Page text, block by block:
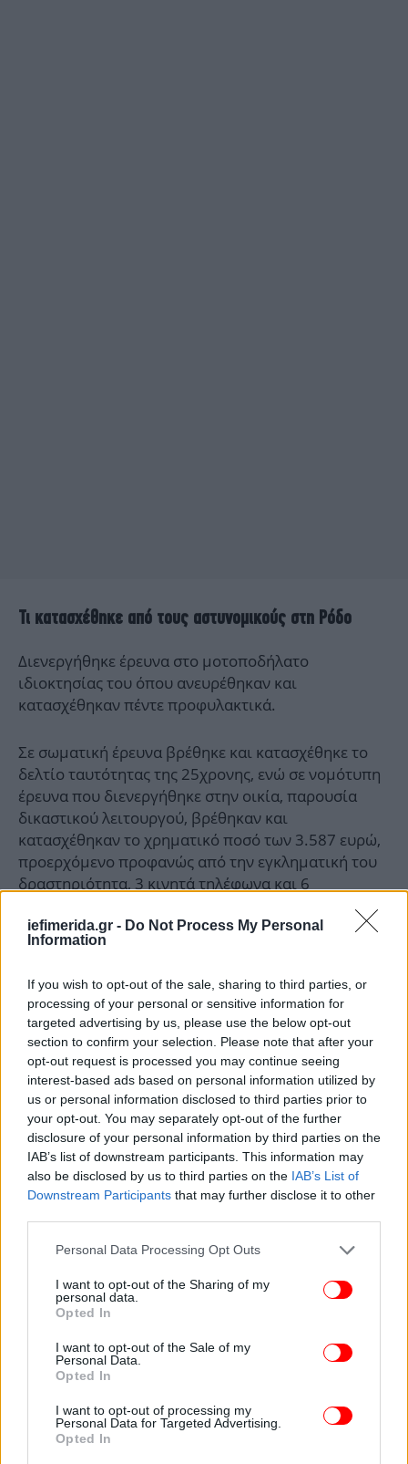
iefimerida.gr - Do Not Process My Personal
Information
If you wish to opt-out of the sale, sharing to third parties, or
processing of your personal or sensitive information for
targeted advertising by us, please use the below opt-out
section to confirm your selection. Please note that after your
opt-out request is processed you may continue seeing
interest-based ads based on personal information utilized by
us or personal information disclosed to third parties prior to
your opt-out. You may separately opt-out of the further
disclosure of your personal information by third parties on the
IAB’s list of downstream participants. This information may
also be disclosed by us to third parties on the IAB’s List of
Downstream Participants that may further disclose it to other
Please note that this website/app uses one or more Google
not limited to your visit or usage behaviour. You may click to
grant or deny consent to Google and its third-party tags to
use your data for below specified purposes in below Google
consent section.
Personal Data Processing Opt Outs
I want to opt-out of the Sharing of my
personal data.
Opted In
I want to opt-out of the Sale of my
Personal Data.
Opted In
I want to opt-out of processing my
Personal Data for Targeted Advertising.
Opted In
Τι κατασχέθηκε από τους αστυνομικούς στη Ρόδο
Διενεργήθηκε έρευνα στο μοτοποδήλατο
ιδιοκτησίας του όπου ανευρέθηκαν και
κατασχέθηκαν πέντε προφυλακτικά.
Σε σωματική έρευνα βρέθηκε και κατασχέθηκε το
δελτίο ταυτότητας της 25χρονης, ενώ σε νομότυπη
έρευνα που διενεργήθηκε στην οικία, παρουσία
δικαστικού λειτουργού, βρέθηκαν και
κατασχέθηκαν το χρηματικό ποσό των 3.587 ευρώ,
προερχόμενο προφανώς από την εγκληματική του
δραστηριότητα, 3 κινητά τηλέφωνα και 6
προφυλακτικά. Επίσης, σε έρευνα που διενεργήθηκε
σε αυτοκίνητο ιδιοκτησίας του κατηγορούμενου
βρέθηκαν και κατασχέθηκαν 7 προφυλακτικά.
Τι ισχυρίστηκε ο 50χρονος
Σύμφωνα με πληροφορίες του μέσου dimokratiki.gr,
ο κατηγορούμενος απολογούμενος ισχυρίστηκε ότι
με την 25χρονη γνωρίστηκε από το διαδίκτυο κι
εκείνη ζήτησε να έρθει στην Ελλάδα γιατί δεν ήταν
ευχαριστημένη στη Βουλγαρία, όπου διέμενε με
τους γονείς της. Εκτοτε είχαν μία μόνιμη
φυσιολογική σχέση, χωρίς ιδιαίτερα προβλήματα
ενώ υποστήριξε ότι οι ισχυρισμοί ότι την εξέδιδε σε
ψευδείς και ανυπόστατοι.
Παράλληλα ο κατηγορούμενος ισχυρίστηκε ότι
είχαν φυσιολογικές κοινωνικές συναναστροφές.
Υποστήριξε ακόμη ότι θα μπορούσε εάν ήταν
παράθυρα του σπιτιού είτε να κατέβει από αυτά,
αφού υψομετρικά απέχουν μόλις δύο μέτρα από